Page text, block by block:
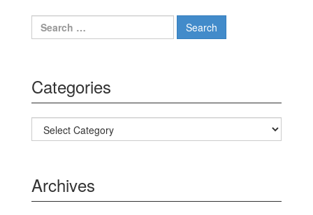
Search for:
Categories
Categories
Archives